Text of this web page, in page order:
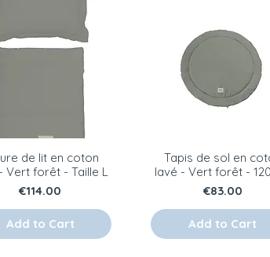
de lit en coton
Vert forêt - Taille L
Price
€114.00
Add to Cart
Tapis de sol en
lavé - Vert forêt -
Price
€83.00
Add to Cart